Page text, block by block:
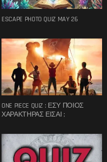
ESCAPE PHOTO QUIZ MAY 26
ONE PIECE QUIZ : ΕΣΥ ΠΟΙΟΣ
ΧΑΡΑΚΤΗΡΑΣ ΕΙΣΑΙ ;